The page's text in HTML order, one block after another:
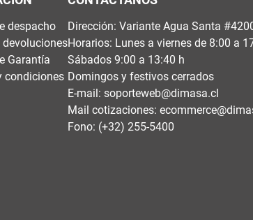
despacho
devoluciones
Garantía
condiciones
Dirección: Variante Agua Santa
Horarios: Lunes a viernes de 8:00 a
Sábados 9:00 a 13:40 h
Domingos y festivos cerrados
E-mail: soporteweb@dimasa.cl
Mail cotizaciones:
Fono: (+32) 255-5400